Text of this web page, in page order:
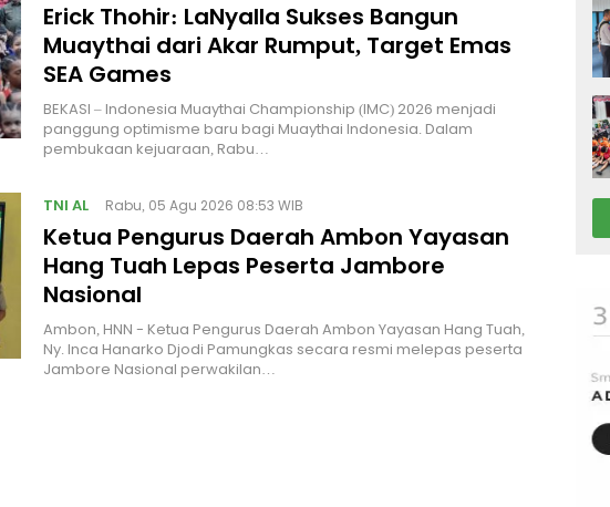
Erick Thohir: LaNyalla Sukses Bangun
Muaythai dari Akar Rumput, Target Emas
SEA Games
BEKASI – Indonesia Muaythai Championship (IMC) 2026 menjadi
panggung optimisme baru bagi Muaythai Indonesia. Dalam
pembukaan kejuaraan, Rabu…
TNI AL Rabu, 05 Agu 2026 08:53 WIB
Ketua Pengurus Daerah Ambon Yayasan
Hang Tuah Lepas Peserta Jambore
Nasional
Ambon, HNN - Ketua Pengurus Daerah Ambon Yayasan Hang Tuah,
Ny. Inca Hanarko Djodi Pamungkas secara resmi melepas peserta
Jambore Nasional perwakilan…